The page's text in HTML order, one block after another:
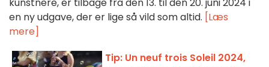
kunstnere, er tilbage fra den 13. til den 20. juni 2024 i
en ny udgave, der er lige så vild som altid. [Læs
mere]
Tip: Un neuf trois Soleil 2024,